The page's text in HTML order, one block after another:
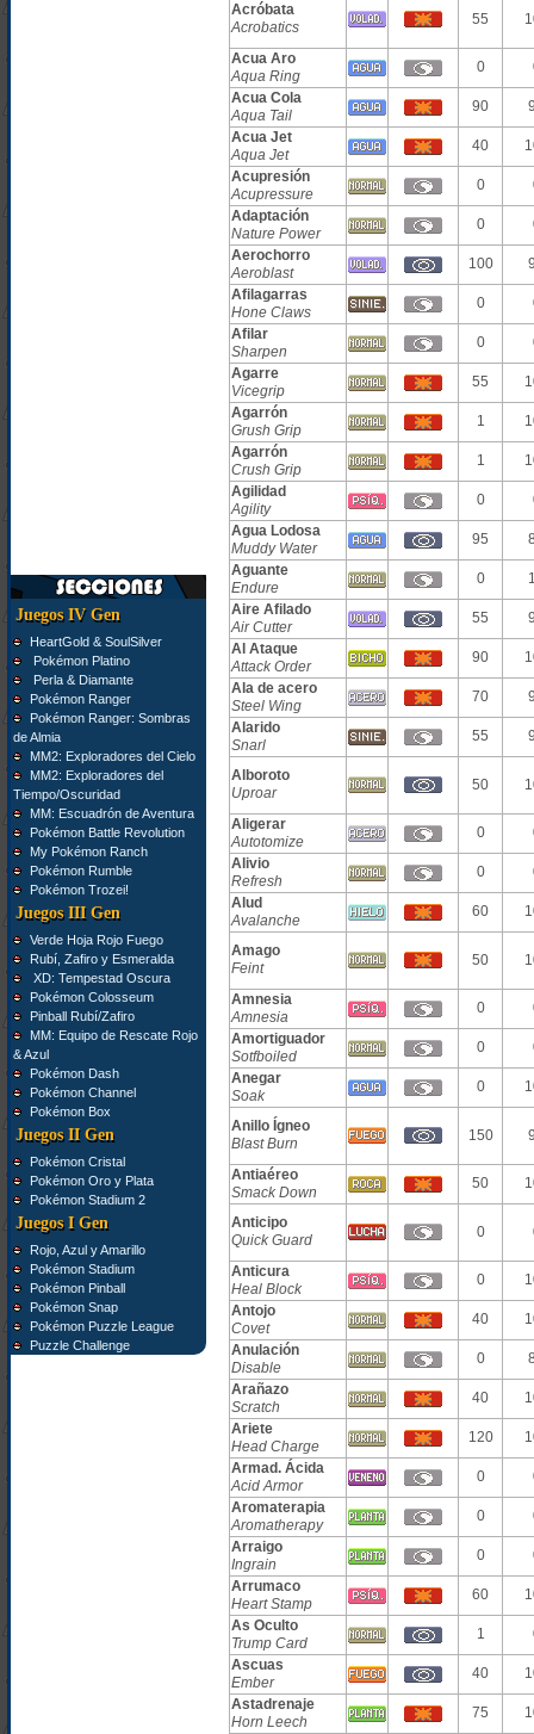
Juegos IV Gen
HeartGold & SoulSilver
Pokémon Platino
Perla & Diamante
Pokémon Ranger
Pokémon Ranger: Sombras
de Almia
MM2: Exploradores del Cielo
MM2: Exploradores del
Tiempo/Oscuridad
MM: Escuadrón de Aventura
Pokémon Battle Revolution
My Pokémon Ranch
Pokémon Rumble
Pokémon Trozei!
Juegos III Gen
Verde Hoja Rojo Fuego
Rubí, Zafiro y Esmeralda
XD: Tempestad Oscura
Pokémon Colosseum
Pinball Rubí/Zafiro
MM: Equipo de Rescate Rojo
& Azul
Pokémon Dash
Pokémon Channel
Pokémon Box
Juegos II Gen
Pokémon Cristal
Pokémon Oro y Plata
Pokémon Stadium 2
Juegos I Gen
Rojo, Azul y Amarillo
Pokémon Stadium
Pokémon Pinball
Pokémon Snap
Pokémon Puzzle League
Puzzle Challenge
Acróbata
Acrobatics
55
Acua Aro
Aqua Ring
0
Acua Cola
Aqua Tail
90
Acua Jet
Aqua Jet
40
Acupresión
Acupressure
0
Adaptación
Nature Power
0
Aerochorro
Aeroblast
100
Afilagarras
Hone Claws
0
Afilar
Sharpen
0
Agarre
Vicegrip
55
Agarrón
Grush Grip
1
Agarrón
Crush Grip
1
Agilidad
Agility
0
Agua Lodosa
Muddy Water
95
Aguante
Endure
0
Aire Afilado
Air Cutter
55
Al Ataque
Attack Order
90
Ala de acero
Steel Wing
70
Alarido
Snarl
55
Alboroto
Uproar
50
Aligerar
Autotomize
0
Alivio
Refresh
0
Alud
Avalanche
60
Amago
Feint
50
Amnesia
Amnesia
0
Amortiguador
Sotfboiled
0
Anegar
Soak
0
Anillo Ígneo
Blast Burn
150
Antiaéreo
Smack Down
50
Anticipo
Quick Guard
0
Anticura
Heal Block
0
Antojo
Covet
40
Anulación
Disable
0
Arañazo
Scratch
40
Ariete
Head Charge
120
Armad. Ácida
Acid Armor
0
Aromaterapia
Aromatherapy
0
Arraigo
Ingrain
0
Arrumaco
Heart Stamp
60
As Oculto
Trump Card
1
Ascuas
Ember
40
Astadrenaje
Horn Leech
75